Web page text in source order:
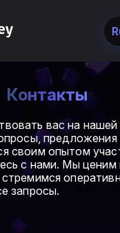
Контакты
вас на нашей
своим опытом
с нами. Мы
запросы.